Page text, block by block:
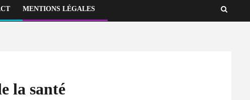
MENTIONS LÉGALES
la santé